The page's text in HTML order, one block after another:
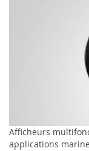
Afficheurs
applications